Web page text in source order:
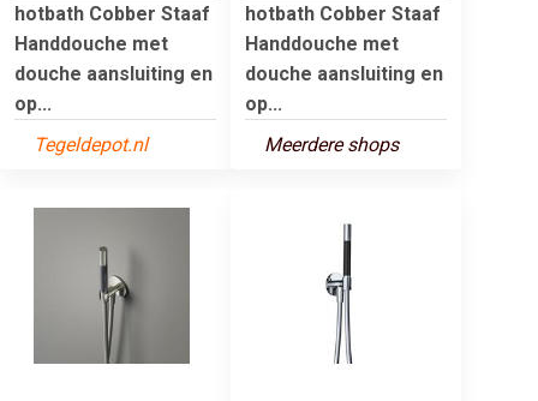
hotbath Cobber Staaf
Handdouche met
douche aansluiting en
op...
Tegeldepot.nl
hotbath Cobber Staaf
Handdouche met
douche aansluiting en
op...
Meerdere shops